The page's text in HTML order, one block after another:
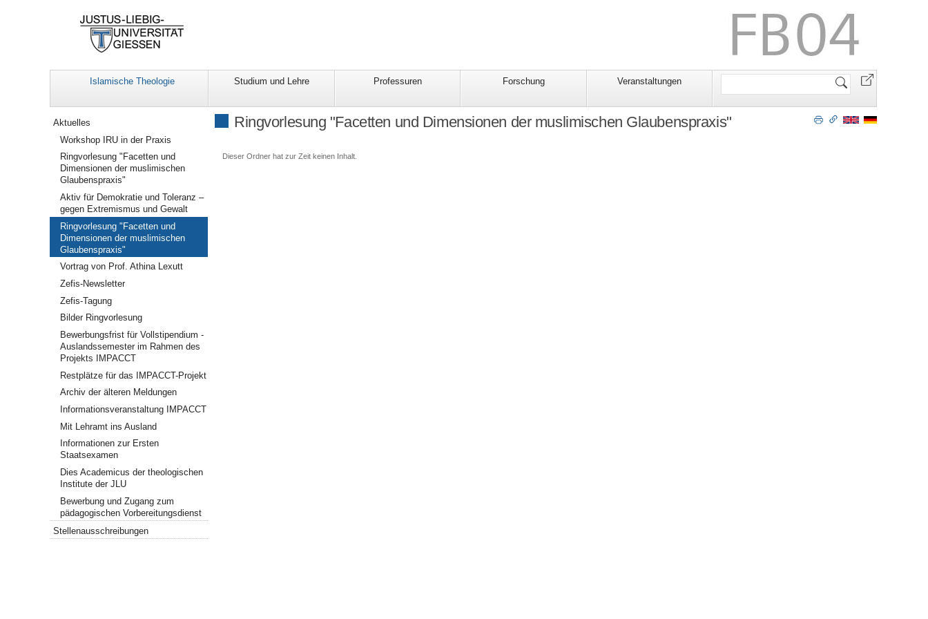
Islamische Theologie Studium und Lehre Professuren Forschung Veranstaltungen
Website
Ringvorlesung "Facetten und Dimensionen der muslimischen Glaubenspraxis"
Dieser Ordner hat zur Zeit keinen Inhalt.
Navigation
Aktuelles
Workshop IRU in der Praxis
Ringvorlesung "Facetten und
Dimensionen der muslimischen
Glaubenspraxis"
Aktiv für Demokratie und Toleranz –
gegen Extremismus und Gewalt
Ringvorlesung "Facetten und
Dimensionen der muslimischen
Glaubenspraxis"
Vortrag von Prof. Athina Lexutt
Zefis-Newsletter
Zefis-Tagung
Bilder Ringvorlesung
Bewerbungsfrist für Vollstipendium -
Auslandssemester im Rahmen des
Projekts IMPACCT
Restplätze für das IMPACCT-Projekt
Archiv der älteren Meldungen
Informationsveranstaltung IMPACCT
Mit Lehramt ins Ausland
Informationen zur Ersten
Staatsexamen
Dies Academicus der theologischen
Institute der JLU
Bewerbung und Zugang zum
pädagogischen Vorbereitungsdienst
Stellenausschreibungen